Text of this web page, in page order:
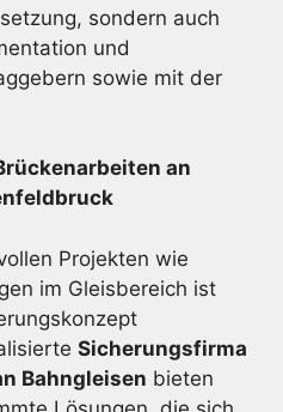
sondern auch
und
sowie mit der
an
Projekten wie
im Gleisbereich ist
Sicherungsfirma
Bahngleisen bieten